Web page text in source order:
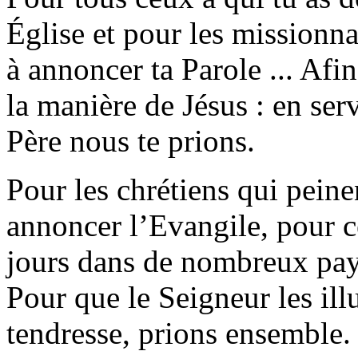
Église et pour les
à annoncer ta Parole ...
la manière de Jésus : en
Père nous te prions.
Pour les chrétiens qui
annoncer l’Evangile, pour
jours dans de nombreux
Pour que le Seigneur les
tendresse, prions ensemble.